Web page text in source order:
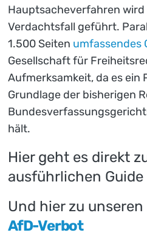
Hauptsacheverfahren
Verdachtsfall geführt.
1.500 Seiten umfassendes
Gesellschaft für
Aufmerksamkeit, da es ein
Grundlage der bisherigen
hält.
Hier geht es direkt
ausführlichen Guide
Und hier zu
AfD-Verbot